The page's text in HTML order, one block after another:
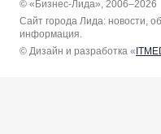
© «Бизнес-Лида», 2006–2026
Сайт города Лида: новости,
информация.
© Дизайн и разработка «